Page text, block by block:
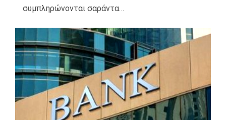
συμπληρώνονται σαράντα…